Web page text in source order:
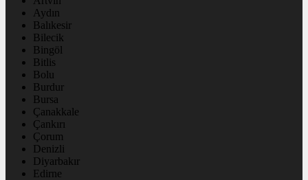
Aydın
Balıkesir
Bilecik
Bingöl
Bitlis
Bolu
Burdur
Bursa
Çanakkale
Çankırı
Çorum
Denizli
Diyarbakır
Edirne